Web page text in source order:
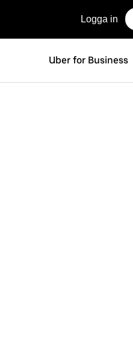
Logga in
Uber for Business